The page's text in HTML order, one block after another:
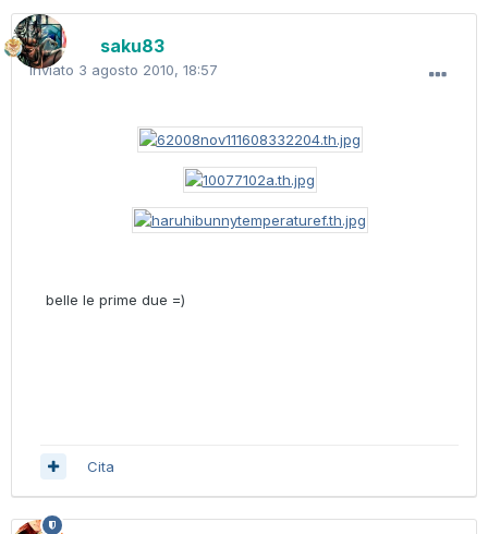
saku83
Inviato 3 agosto 2010, 18:57
belle le prime due =)
Cita